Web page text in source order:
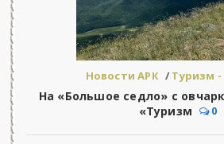
Новости АРК / Туризм
На «Большое седло» с
«Туризм
0